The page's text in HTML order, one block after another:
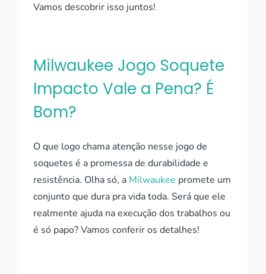
Vamos descobrir isso juntos!
Milwaukee Jogo Soquete
Impacto Vale a Pena? É
Bom?
O que logo chama atenção nesse jogo de
soquetes é a promessa de durabilidade e
resistência. Olha só, a Milwaukee promete um
conjunto que dura pra vida toda. Será que ele
realmente ajuda na execução dos trabalhos ou
é só papo? Vamos conferir os detalhes!